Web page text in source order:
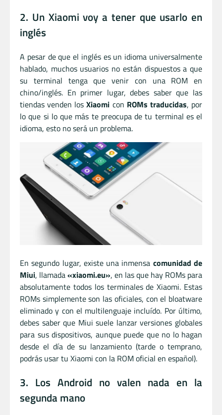
2. Un Xiaomi voy a tener que usarlo en
inglés
A pesar de que el inglés es un idioma universalmente
hablado, muchos usuarios no están dispuestos a que
su terminal tenga que venir con una ROM en
chino/inglés. En primer lugar, debes saber que las
tiendas venden losXiaomi con ROMs traducidas, por
lo que si lo que más te preocupa de tu terminal es el
idioma, esto no será un problema.
En segundo lugar, existe una inmensa comunidad de
Miui, llamada«xiaomi.eu», en las que hay ROMs para
absolutamente todos los terminales de Xiaomi. Estas
ROMs simplemente son las oficiales, con el bloatware
eliminado y con el multilenguaje incluído. Por último,
debes saber que Miui suele lanzar versiones globales
para sus dispositivos, aunque puede que no lo hagan
desde el día de su lanzamiento (tarde o temprano,
podrás usar tu Xiaomi con la ROM oficial en español).
3. Los Android no valen nada en la
segunda mano